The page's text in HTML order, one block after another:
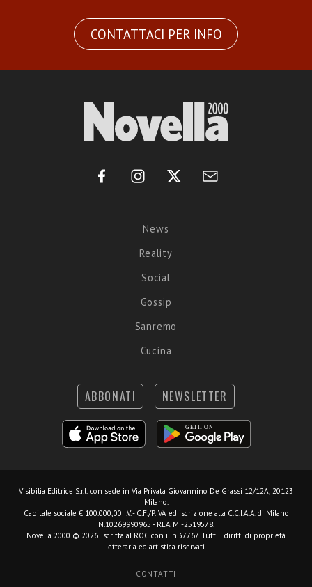
CONTATTACI PER INFO
News
Reality
Social
Gossip
Sanremo
Cucina
ABBONATI NEWSLETTER
Visibilia Editrice S.r.l. con sede in Via Privata Giovannino De Grassi 12/12A, 20123
Milano.
Capitale sociale € 100.000,00 I.V. - C.F./P.IVA ed iscrizione alla C.C.I.A.A. di Milano
N.10269990965 - REA MI-2519578.
Novella 2000 © 2026. Iscritta al ROC con il n.37767. Tutti i diritti di proprietà
letteraria ed artistica riservati.
CONTATTI